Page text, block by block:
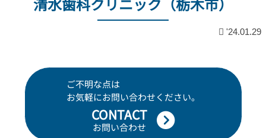
'24.01.29
ご不明な点は
お気軽にお問い合わせください。
CONTACT
お問い合わせ